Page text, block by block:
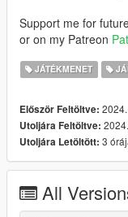
Support me for
or on my Patreon
JÁTÉKMENET
Először Feltöltve:
Utoljára Feltöltve:
Utoljára Letöltött: 3
All